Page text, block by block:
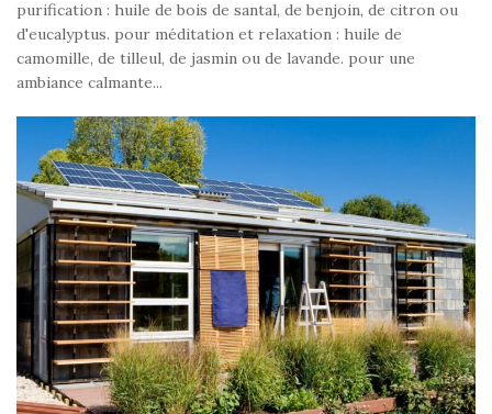
purification : huile de bois de santal, de benjoin, de citron ou
d'eucalyptus. pour méditation et relaxation : huile de
camomille, de tilleul, de jasmin ou de lavande. pour une
ambiance calmante...